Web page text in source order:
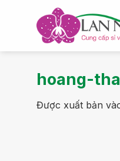
dung
hoang-
Được xuất bản